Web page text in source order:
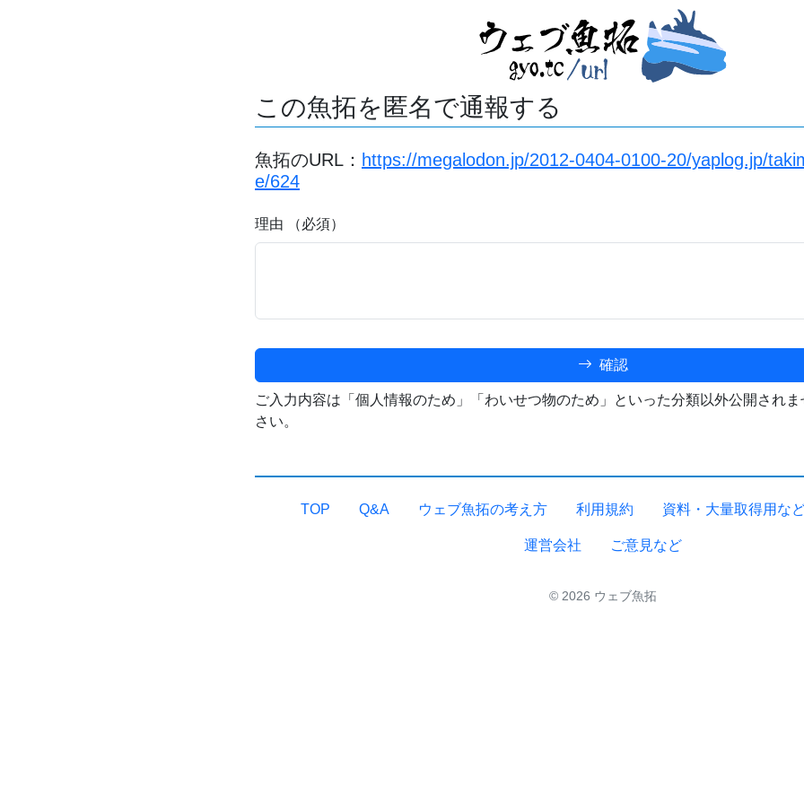
この魚拓を匿名で通報する
魚拓のURL： https://megalodon.jp/2012-0404-0100-20/yaplog.jp/
e/624
理由 （必須）
確認
ご入力内容は「個人情報のため」「わいせつ物のため」といった分類以外公開され
さい。
TOP Q&A ウェブ魚拓の考え方 利用規約 資料・大量取得用な
運営会社 ご意見など
© 2026 ウェブ魚拓